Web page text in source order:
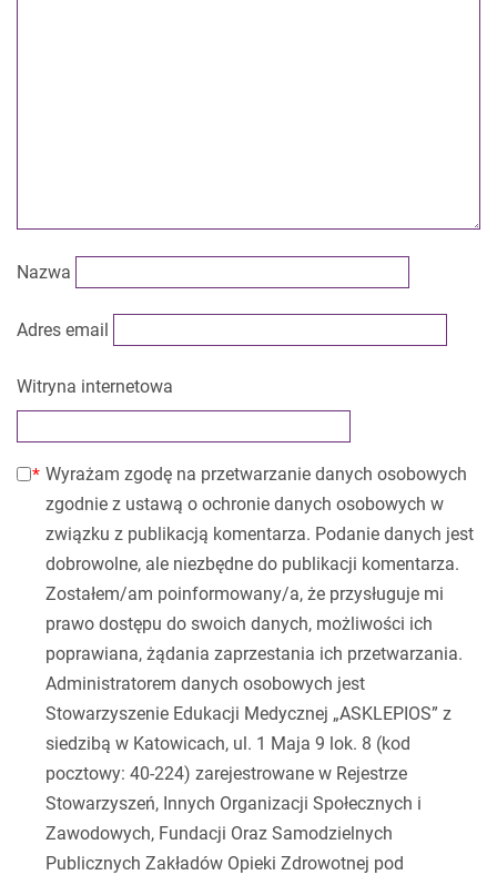
Nazwa
Adres email
Witryna internetowa
Wyrażam zgodę na przetwarzanie danych osobowych
zgodnie z ustawą o ochronie danych osobowych w
związku z publikacją komentarza. Podanie danych jest
dobrowolne, ale niezbędne do publikacji komentarza.
Zostałem/am poinformowany/a, że przysługuje mi
prawo dostępu do swoich danych, możliwości ich
poprawiana, żądania zaprzestania ich przetwarzania.
Administratorem danych osobowych jest
Stowarzyszenie Edukacji Medycznej „ASKLEPIOS” z
siedzibą w Katowicach, ul. 1 Maja 9 lok. 8 (kod
pocztowy: 40-224) zarejestrowane w Rejestrze
Stowarzyszeń, Innych Organizacji Społecznych i
Zawodowych, Fundacji Oraz Samodzielnych
Publicznych Zakładów Opieki Zdrowotnej pod